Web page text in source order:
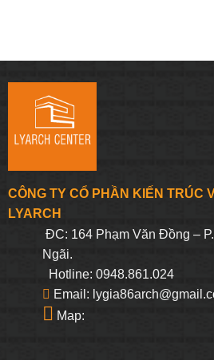
CÔNG TY CỔ PHẦN KIẾN TRÚC
LYARCH
ĐC: 164 Phạm Văn Đồng –
Ngãi.
Hotline: 0948.861.024
Email:
Map: